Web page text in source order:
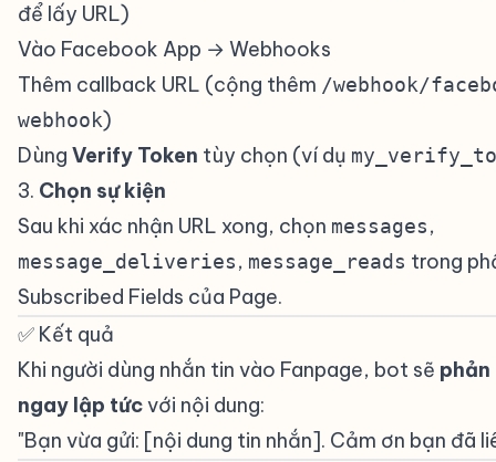
để lấy URL)
Vào Facebook App → Webhooks
Thêm callback URL (cộng thêm /webhook/
webhook)
Dùng Verify Token tùy chọn (ví dụ
3. Chọn sự kiện
Sau khi xác nhận URL xong, chọn messages,
message_deliveries, message_reads trong
Subscribed Fields của Page.
✅ Kết quả
Khi người dùng nhắn tin vào Fanpage, bot sẽ phản
ngay lập tứcvới nội dung:
"Bạn vừa gửi: [nội dung tin nhắn]. Cảm ơn bạn đã